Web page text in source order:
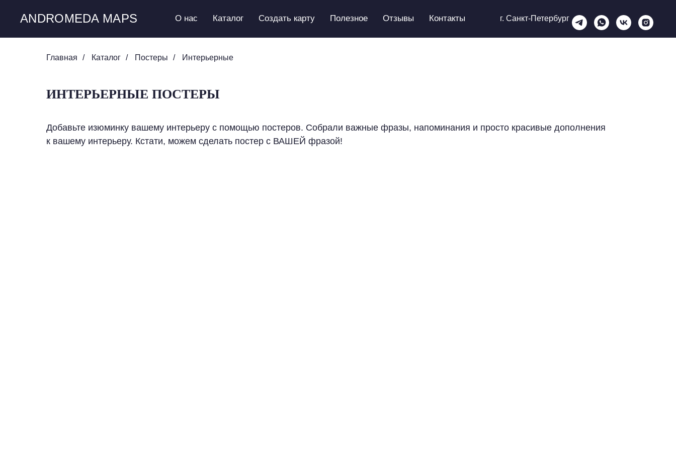
ANDROMEDA MAPS О нас Каталог Создать карту Полезное Отзывы Контакты г. Санкт-Петербург
Главная / Каталог / Постеры / Интерьерные
ИНТЕРЬЕРНЫЕ ПОСТЕРЫ
Добавьте изюминку вашему интерьеру с помощью постеров. Собрали важные фразы, напоминания и просто красивые дополнения
к вашему интерьеру. Кстати, можем сделать постер с ВАШЕЙ фразой!